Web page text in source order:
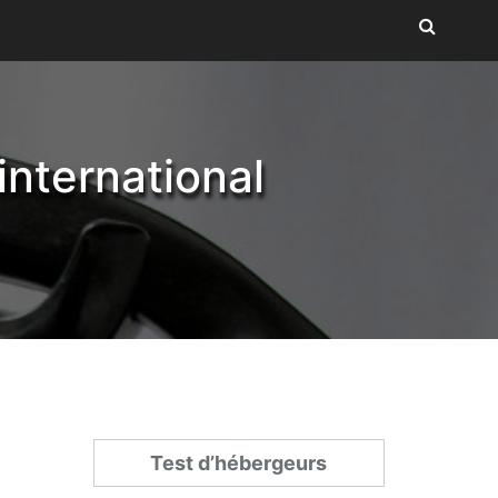
Test d’hébergeurs